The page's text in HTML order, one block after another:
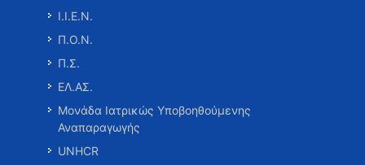
Ι.Ι.Ε.Ν.
Π.Ο.Ν.
Π.Σ.
ΕΛ.ΑΣ.
Μονάδα Ιατρικώς Υποβοηθούμενης
Αναπαραγωγής
UNHCR